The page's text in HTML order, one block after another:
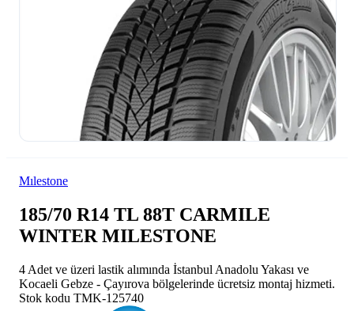
Mılestone
185/70 R14 TL 88T CARMILE
WINTER MILESTONE
4 Adet ve üzeri lastik alımında İstanbul Anadolu Yakası ve
Kocaeli Gebze - Çayırova bölgelerinde ücretsiz montaj hizmeti.
Stok kodu TMK-125740